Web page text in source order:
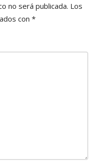
no será publicada. Los
con *